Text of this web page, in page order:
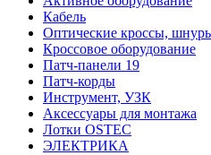
Кабель
Оптические кроссы,
Кроссовое оборудование
Патч-панели 19
Патч-корды
Инструмент, УЗК
Аксессуары для монтажа
Лотки OSTEC
ЭЛЕКТРИКА